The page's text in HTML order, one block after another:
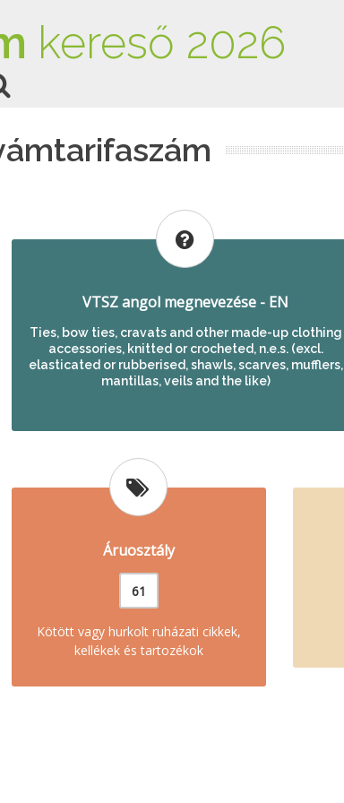
kereső 2026
VTSZ angol megnevezése - EN
Ties, bow ties, cravats and other made-up clothing
accessories, knitted or crocheted, n.e.s. (excl.
elasticated or rubberised, shawls, scarves, mufflers,
mantillas, veils and the like)
Áruosztály
61
Kötött vagy hurkolt ruházati cikkek,
kellékek és tartozékok